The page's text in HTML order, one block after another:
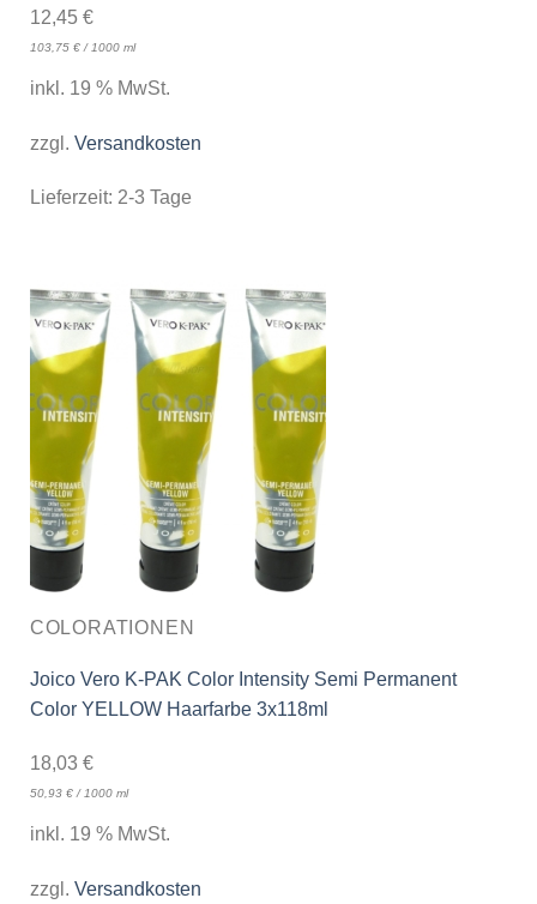
12,45 €
103,75 €/ 1000 ml
inkl. 19 % MwSt.
zzgl. Versandkosten
Lieferzeit: 2-3 Tage
COLORATIONEN
Joico Vero K-PAK Color Intensity Semi Permanent
Color YELLOW Haarfarbe 3x118ml
18,03 €
50,93 €/1000 ml
inkl. 19 % MwSt.
zzgl. Versandkosten